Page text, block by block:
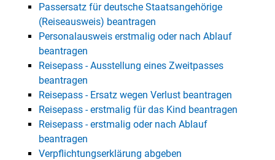
Passersatz für deutsche Staatsangehörige
(Reiseausweis) beantragen
Personalausweis erstmalig oder nach Ablauf
beantragen
Reisepass - Ausstellung eines Zweitpasses
beantragen
Reisepass - Ersatz wegen Verlust beantragen
Reisepass - erstmalig für das Kind beantragen
Reisepass - erstmalig oder nach Ablauf
beantragen
Verpflichtungserklärung abgeben